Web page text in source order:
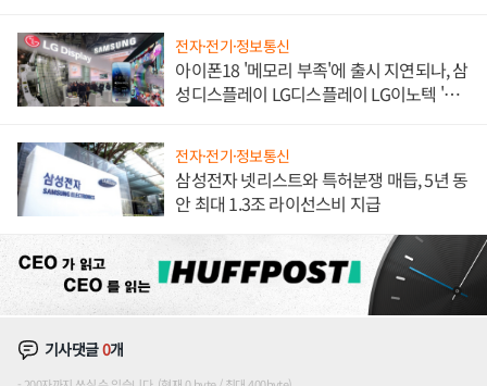
전자·전기·정보통신
아이폰18 '메모리 부족'에 출시 지연되나, 삼
성디스플레이 LG디스플레이 LG이노텍 '탈
전자·전기·정보통신
삼성전자 넷리스트와 특허분쟁 매듭, 5년 동
안 최대 1.3조 라이선스비 지급
기사댓글0개